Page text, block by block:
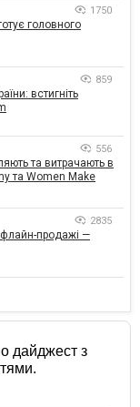
1750
головного
859
встигніть
556
та витрачають в
та Women Make
2835
продажі —
дайджест з